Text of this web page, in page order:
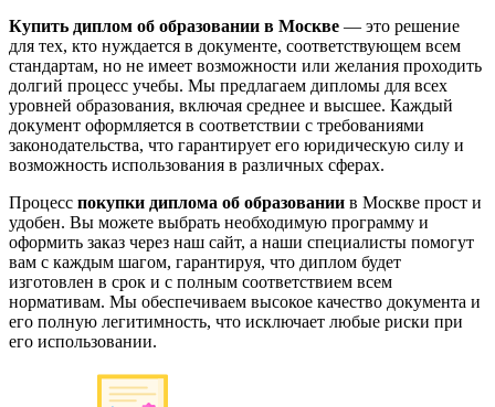
Купить диплом об образовании в Москве — это решение
для тех, кто нуждается в документе, соответствующем всем
стандартам, но не имеет возможности или желания проходить
долгий процесс учебы. Мы предлагаем дипломы для всех
уровней образования, включая среднее и высшее. Каждый
документ оформляется в соответствии с требованиями
законодательства, что гарантирует его юридическую силу и
возможность использования в различных сферах.
Процесс покупки диплома об образовании в Москве прост и
удобен. Вы можете выбрать необходимую программу и
оформить заказ через наш сайт, а наши специалисты помогут
вам с каждым шагом, гарантируя, что диплом будет
изготовлен в срок и с полным соответствием всем
нормативам. Мы обеспечиваем высокое качество документа и
его полную легитимность, что исключает любые риски при
его использовании.